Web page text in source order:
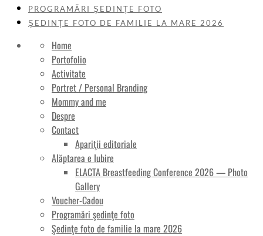
PROGRAMĂRI ŞEDINŢE FOTO
ŞEDINŢE FOTO DE FAMILIE LA MARE 2026
Home
Portofolio
Activitate
Portret / Personal Branding
Mommy and me
Despre
Contact
Apariţii editoriale
Alăptarea e Iubire
ELACTA Breastfeeding Conference 2026 — Photo
Gallery
Voucher-Cadou
Programări şedinţe foto
Şedinţe foto de familie la mare 2026